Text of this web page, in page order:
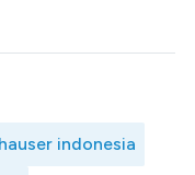
indonesia